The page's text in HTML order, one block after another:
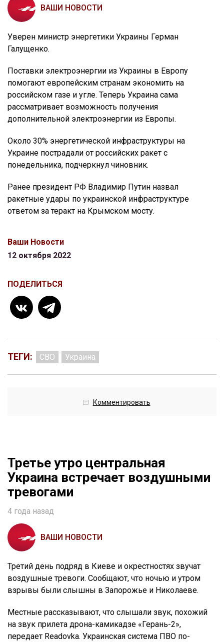
ВАШИ НОВОСТИ
Уверен министр энергетики Украины Герман
Галущенко.
Поставки электроэнергии из Украины в Европу
помогают европейским странам экономить на
российском газе и угле. Теперь Украина сама
рассматривает возможность получения
дополнительной электроэнергии из Европы.
Около 30% энергетической инфраструктуры на
Украине пострадали от российских ракет с
понедельника, подчеркнул чиновник.
Ранее президент РФ Владимир Путин назвал
ракетные удары по украинской инфраструктуре
ответом за теракт на Крымском мосту.
Ваши Новости
12 октября 2022
ПОДЕЛИТЬСЯ
ТЕГИ: СВО Украина
Комментировать
Третье утро центральная
Украина встречает воздушными
тревогами
4 года назад
ВАШИ НОВОСТИ
Третий день подряд в Киеве и окрестностях звучат
воздушные тревоги. Сообщают, что ночью и утром
взрывы были слышны в Запорожье и Николаеве.
Местные рассказывают, что слышали звук, похожий
на звук прилета дрона-камикадзе «Герань-2»,
передает Readovka. Украинская система ПВО по-